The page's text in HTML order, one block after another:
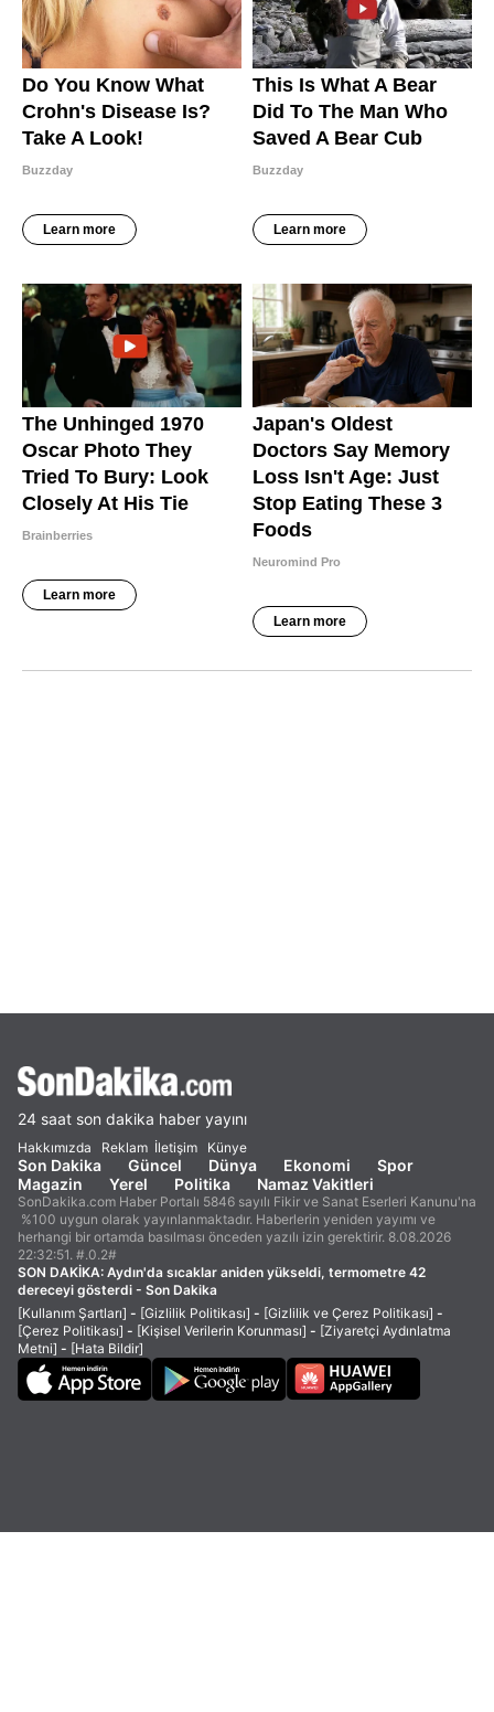
24 saat son dakika haber yayını
Hakkımızda Reklam İletişim Künye
Son Dakika Güncel Dünya Ekonomi
Spor
Magazin
Yerel Politika Namaz Vakitleri
SonDakika.com Haber Portalı 5846 sayılı Fikir ve Sanat Eserleri Kanunu'na
%100 uygun olarak yayınlanmaktadır. Haberlerin yeniden yayımı ve
herhangi bir ortamda basılması önceden yazılı izin gerektirir. 8.08.2026
22:32:51. #.0.2#
SON DAKİKA: Aydın'da sıcaklar aniden yükseldi, termometre 42
dereceyi gösterdi - Son Dakika
[Kullanım Şartları] - [Gizlilik Politikası] - [Gizlilik ve Çerez Politikası] -
[Çerez Politikası] - [Kişisel Verilerin Korunması] - [Ziyaretçi Aydınlatma
Metni] - [Hata Bildir]